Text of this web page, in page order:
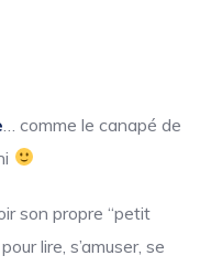
… comme le canapé de
son propre “petit
lire, s’amuser, se